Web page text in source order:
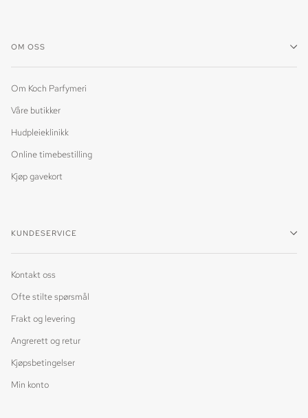
OM OSS
Om Koch Parfymeri
Våre butikker
Hudpleieklinikk
Online timebestilling
Kjøp gavekort
KUNDESERVICE
Kontakt oss
Ofte stilte spørsmål
Frakt og levering
Angrerett og retur
Kjøpsbetingelser
Min konto